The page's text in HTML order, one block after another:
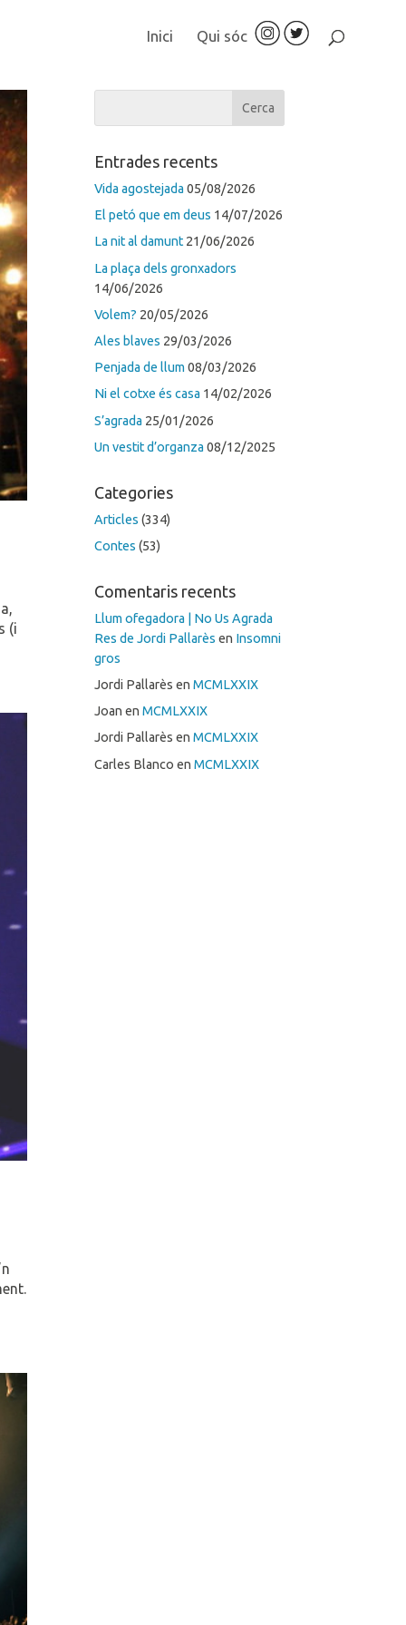
Inici Qui sóc
(i
Entrades recents
Vida agostejada 05/08/2026
El petó que em deus 14/07/2026
La nit al damunt 21/06/2026
La plaça dels gronxadors
14/06/2026
Volem? 20/05/2026
Ales blaves 29/03/2026
Penjada de llum 08/03/2026
Ni el cotxe és casa 14/02/2026
S’agrada 25/01/2026
Un vestit d’organza 08/12/2025
Categories
Articles (334)
Contes (53)
Comentaris recents
Llum ofegadora | No Us Agrada
Res de Jordi Pallarès en Insomni
gros
Jordi Pallarès enMCMLXXIX
Joan enMCMLXXIX
Jordi Pallarès enMCMLXXIX
Carles Blanco enMCMLXXIX